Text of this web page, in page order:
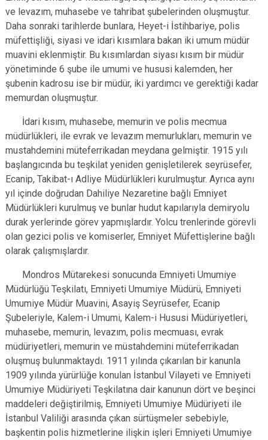
ve levazım, muhasebe ve tahribat şubelerinden oluşmuştur.
Daha sonraki tarihlerde bunlara, Heyet-i İstihbariye, polis
müfettişliği, siyasi ve idari kısımlara bakan iki umum müdür
muavini eklenmiştir. Bu kısımlardan siyası kısım bir müdür
yönetiminde 6 şube ile umumi ve hususi kalemden, her
şubenin kadrosu ise bir müdür, iki yardımcı ve gerektiği kadar
memurdan oluşmuştur.
İdari kısım, muhasebe, memurin ve polis mecmua
müdürlükleri, ile evrak ve levazım memurlukları, memurin ve
mustahdemini müteferrikadan meydana gelmiştir. 1915 yılı
başlangıcında bu teşkilat yeniden genişletilerek seyrüsefer,
Ecanip, Takibat-ı Adliye Müdürlükleri kurulmuştur. Ayrıca aynı
yıl içinde doğrudan Dahiliye Nezaretine bağlı Emniyet
Müdürlükleri kurulmuş ve bunlar hudut kapılarıyla demiryolu
durak yerlerinde görev yapmışlardır. Yolcu trenlerinde görevli
olan gezici polis ve komiserler, Emniyet Müfettişlerine bağlı
olarak çalışmışlardır.
Mondros Mütarekesi sonucunda Emniyeti Umumiye
Müdürlüğü Teşkilatı, Emniyeti Umumiye Müdürü, Emniyeti
Umumiye Müdür Muavini, Asayiş Seyrüsefer, Ecanip
Şubeleriyle, Kalem-i Umumi, Kalem-i Hususi Müdüriyetleri,
muhasebe, memurin, levazım, polis mecmuası, evrak
müdüriyetleri, memurin ve müstahdemini müteferrikadan
oluşmuş bulunmaktaydı. 1911 yılında çıkarılan bir kanunla
1909 yılında yürürlüğe konulan İstanbul Vilayeti ve Emniyeti
Umumiye Müdüriyeti Teşkilatına dair kanunun dört ve beşinci
maddeleri değiştirilmiş, Emniyeti Umumiye Müdüriyeti ile
İstanbul Valiliği arasında çıkan sürtüşmeler sebebiyle,
başkentin polis hizmetlerine ilişkin işleri Emniyeti Umumiye